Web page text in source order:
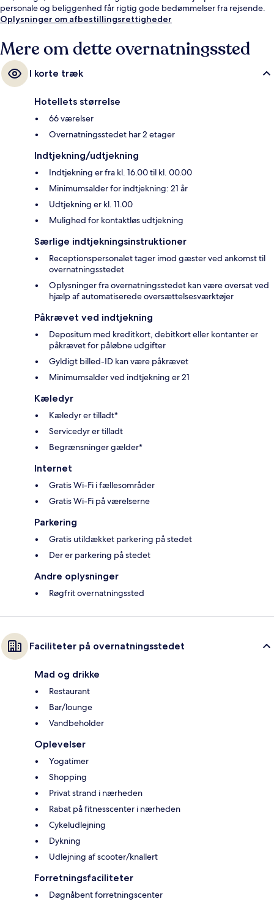
personale og beliggenhed får rigtig gode bedømmelser fra rejsende.
Oplysninger om afbestillingsrettigheder
Mere om dette overnatningssted
I korte træk
Hotellets størrelse
66 værelser
Overnatningsstedet har 2 etager
Indtjekning/udtjekning
Indtjekning er fra kl. 16.00 til kl. 00.00
Minimumsalder for indtjekning: 21 år
Udtjekning er kl. 11.00
Mulighed for kontaktløs udtjekning
Særlige indtjekningsinstruktioner
Receptionspersonalet tager imod gæster ved ankomst til
overnatningsstedet
Oplysninger fra overnatningsstedet kan være oversat ved
hjælp af automatiserede oversættelsesværktøjer
Påkrævet ved indtjekning
Depositum med kreditkort, debitkort eller kontanter er
påkrævet for påløbne udgifter
Gyldigt billed-ID kan være påkrævet
Minimumsalder ved indtjekning er 21
Kæledyr
Kæledyr er tilladt*
Servicedyr er tilladt
Begrænsninger gælder*
Internet
Gratis Wi-Fi i fællesområder
Gratis Wi-Fi på værelserne
Parkering
Gratis utildækket parkering på stedet
Der er parkering på stedet
Andre oplysninger
Røgfrit overnatningssted
Faciliteter på overnatningsstedet
Mad og drikke
Restaurant
Bar/lounge
Vandbeholder
Oplevelser
Yogatimer
Shopping
Privat strand i nærheden
Rabat på fitnesscenter i nærheden
Cykeludlejning
Dykning
Udlejning af scooter/knallert
Forretningsfaciliteter
Døgnåbent forretningscenter